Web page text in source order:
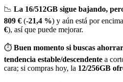
📉 La 16/512GB sigue bajando,
809 € (-21,4 %) y aún está por
€), así que puede mejorar.
⏱️ Buen momento si buscas
tendencia estable/descendente a
cara; si compras hoy, la 12/256GB